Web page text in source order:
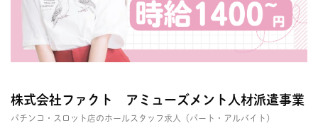
株式会社ファクト アミューズメント人材派遣事業
パチンコ・スロット店のホールスタッフ求人（パート・アルバイト）